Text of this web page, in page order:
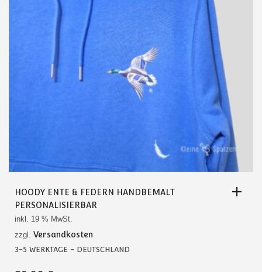
PRODUKTSEITE
HOODY ENTE & FEDERN HANDBEMALT
PERSONALISIERBAR
inkl. 19 % MwSt.
zzgl. Versandkosten
3-5 WERKTAGE - DEUTSCHLAND